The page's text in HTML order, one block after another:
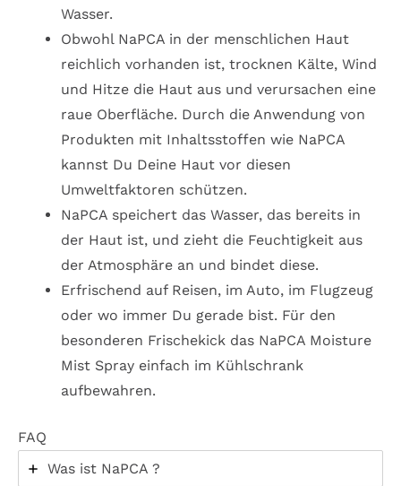
Wasser.
Obwohl NaPCA in der menschlichen Haut
reichlich vorhanden ist, trocknen Kälte, Wind
und Hitze die Haut aus und verursachen eine
raue Oberfläche. Durch die Anwendung von
Produkten mit Inhaltsstoffen wie NaPCA
kannst Du Deine Haut vor diesen
Umweltfaktoren schützen.
NaPCA speichert das Wasser, das bereits in
der Haut ist, und zieht die Feuchtigkeit aus
der Atmosphäre an und bindet diese.
Erfrischend auf Reisen, im Auto, im Flugzeug
oder wo immer Du gerade bist. Für den
besonderen Frischekick das NaPCA Moisture
Mist Spray einfach im Kühlschrank
aufbewahren.
FAQ
Was ist NaPCA ?